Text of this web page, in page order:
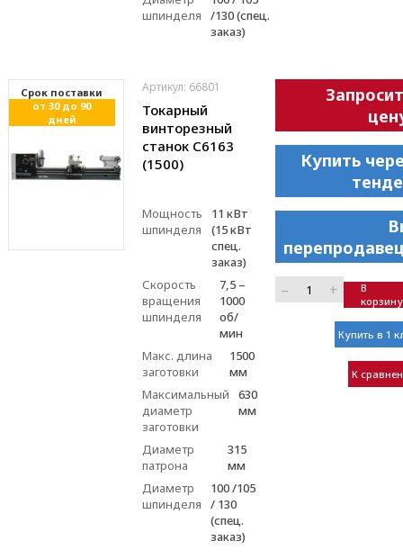
шпинделя
/130 (спец.
заказ)
Cрок поставки
от 30 до 90
дней
Артикул: 66801
Токарный
винторезный
станок С6163
(1500)
Мощность
шпинделя
11 кВт
(15 кВт
спец.
заказ)
Скорость
вращения
шпинделя
7,5 –
1000
об/
мин
Макс. длина
заготовки
1500
мм
Максимальный
диаметр
заготовки
630
мм
Диаметр
патрона
315
мм
Диаметр
шпинделя
100 /105
/ 130
(спец.
заказ)
Купить
– +
В
корзину
Купить в 1
К